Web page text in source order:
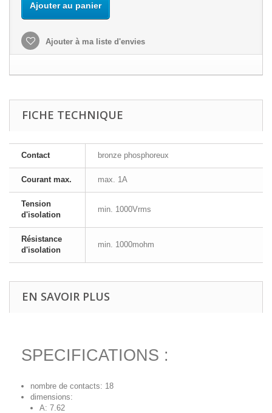
Ajouter au panier
Ajouter à ma liste d'envies
FICHE TECHNIQUE
Contact bronze phosphoreux
Courant max. max. 1A
Tension
d'isolation
min. 1000Vrms
Résistance
d'isolation
min. 1000mohm
EN SAVOIR PLUS
SPECIFICATIONS :
nombre de contacts: 18
dimensions:
A: 7.62